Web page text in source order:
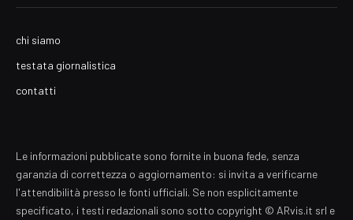
chi siamo
testata giornalistica
contatti
Le informazioni pubblicate sono fornite in buona fede, senza
garanzia di correttezza o aggiornamento: si invita a verificarne
l'attendibilità presso le fonti ufficiali. Se non esplicitamente
specificato, i testi redazionali sono sotto copyright © ARvis.it srl e